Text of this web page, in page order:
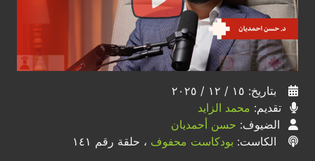
بتاريخ: ١٥ / ١٢ / ٢٠٢٥
تقديم: محمد الزايد
الضيوف: حسن أحمديان
الكاست: بودكاست محفوف ، حلقة رقم ١٤١